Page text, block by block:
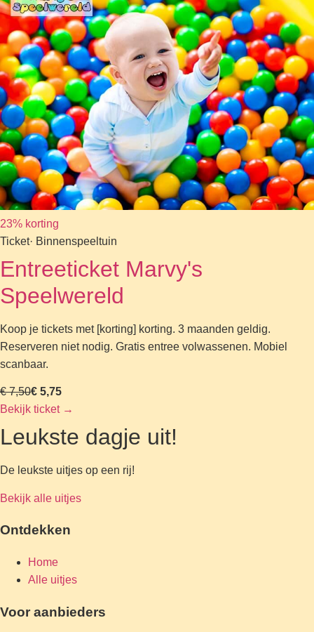
23% korting
Ticket· Binnenspeeltuin
Entreeticket Marvy's
Speelwereld
Koop je tickets met [korting] korting. 3 maanden geldig.
Reserveren niet nodig. Gratis entree volwassenen. Mobiel
scanbaar.
€ 7,50€ 5,75
Bekijk ticket →
Leukste dagje uit!
De leukste uitjes op een rij!
Bekijk alle uitjes
Ontdekken
Home
Alle uitjes
Voor aanbieders